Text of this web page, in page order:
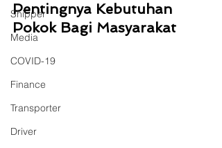
Shipper
Media
COVID-19
Finance
Transporter
Driver
Pentingnya Kebutuhan
Pokok Bagi Masyarakat